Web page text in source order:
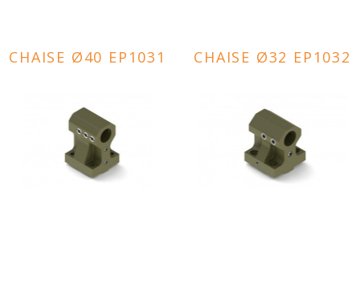
CHAISE Ø40 EP1031 CHAISE Ø32 EP1032